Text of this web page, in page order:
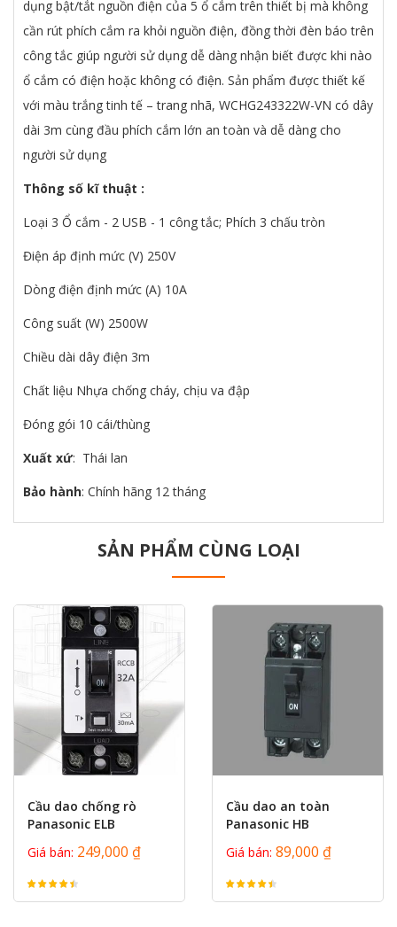
dụng bật/tắt nguồn điện của 5 ổ cắm trên thiết bị mà không
cần rút phích cắm ra khỏi nguồn điện, đồng thời đèn báo trên
công tắc giúp người sử dụng dễ dàng nhận biết được khi nào
ổ cắm có điện hoặc không có điện. Sản phẩm được thiết kế
với màu trắng tinh tế – trang nhã, WCHG243322W-VN có dây
dài 3m cùng đầu phích cắm lớn an toàn và dễ dàng cho
người sử dụng
Thông số kĩ thuật :
Loại 3 Ổ cắm - 2 USB - 1 công tắc; Phích 3 chấu tròn
Điện áp định mức (V) 250V
Dòng điện định mức (A) 10A
Công suất (W) 2500W
Chiều dài dây điện 3m
Chất liệu Nhựa chống cháy, chịu va đập
Đóng gói 10 cái/thùng
Xuất xứ: Thái lan
Bảo hành: Chính hãng 12 tháng
SẢN PHẨM CÙNG LOẠI
Cầu dao chống rò
Panasonic ELB
BJS3230NA2K
Giá bán: 249,000 ₫
Cầu dao an toàn
Panasonic HB
BS11106TV BS11110TV
BS11111TV
BS11112TV...
Giá bán: 89,000 ₫
prev